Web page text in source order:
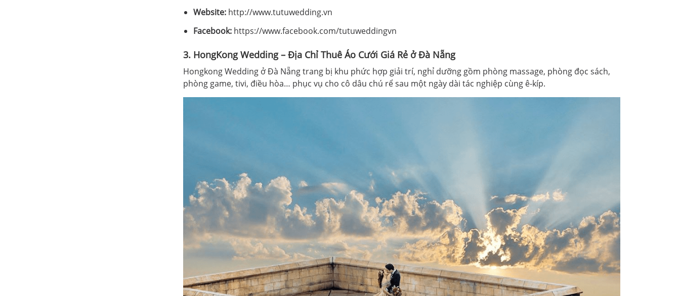
Website: http://www.tutuwedding.vn
Facebook: https://www.facebook.com/tutuweddingvn
3. HongKong Wedding – Địa Chỉ Thuê Áo Cưới Giá Rẻ ở Đà Nẵng
Hongkong Wedding ở Đà Nẵng trang bị khu phức hợp giải trí, nghỉ dưỡng gồm phòng massage, phòng đọc sách,
phòng game, tivi, điều hòa… phục vụ cho cô dâu chú rể sau một ngày dài tác nghiệp cùng ê-kíp.